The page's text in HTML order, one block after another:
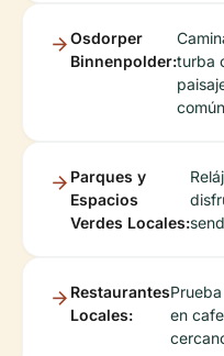
Osdorper
Binnenpolder:turba
Parques y
Espacios
Verdes Locales:
Restaurantes
Locales:
en